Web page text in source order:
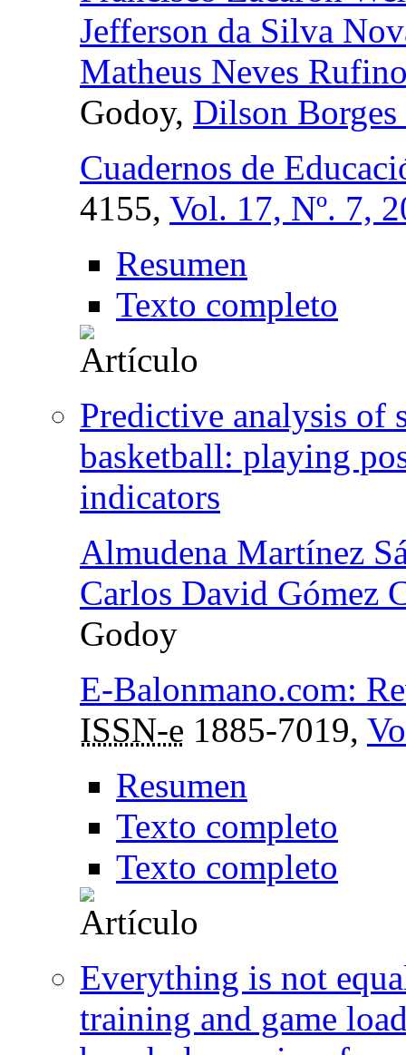
Jefferson da Silva
Matheus Neves
Godoy, Dilson
Cuadernos de
4155, Vol. 17, Nº. 7,
Resumen
Texto completo
Predictive analysis of
basketball: playing
indicators
Almudena Martínez
Carlos David Gómez
Godoy
E-Balonmano.com:
ISSN-e 1885-7019,
Resumen
Texto completo
Texto completo
Everything is not
training and game